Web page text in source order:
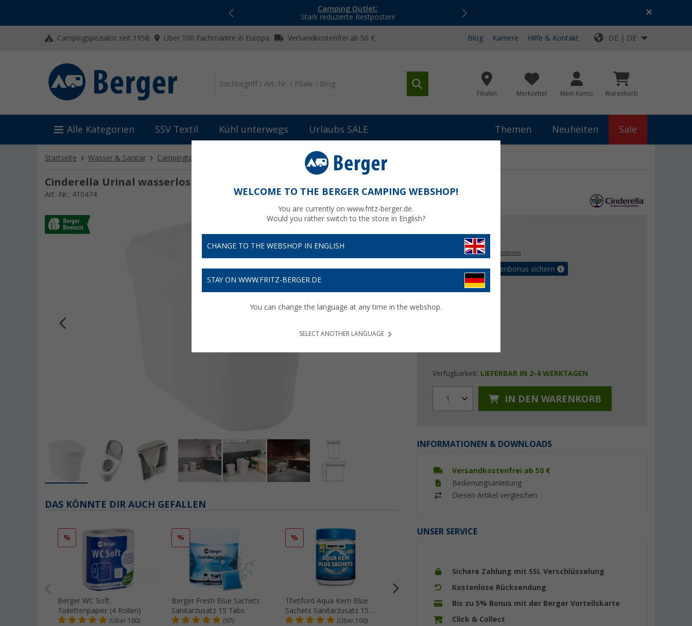
Camping Outlet:
Stark reduzierte Restposten!
Top-Deals für dein Abenteuer!
Campingspezialist seit 1958 Über 100 Fachmärkte in Europa Versandkostenfrei ab 50 € Blog Karriere Hilfe & Kontakt DE | DE
Filialen Merkzettel Mein Konto Warenkorb
Alle Kategorien SSV Textil Kühl unterwegs Urlaubs SALE Themen Neuheiten Sale
Startseite Wasser & Sanitär Campingtoiletten Cinderella Urinal wasserlos
Cinderella Urinal wasserlos
Art.-Nr.: 410474
588,- €
Preise inkl. MwSt.,versandkostenfrei
17,64€ Vorteilskartenbonus sichern
Verfügbarkeit: LIEFERBAR IN 2-4 WERKTAGEN
1 IN DEN WARENKORB
INFORMATIONEN & DOWNLOADS
Versandkostenfrei ab 50 €
Bedienungsanleitung
Diesen Artikel vergleichen
UNSER SERVICE
Sichere Zahlung mit SSL Verschlüsselung
Kostenlose Rücksendung
Bis zu 5% Bonus mit der Berger Vorteilskarte
Click & Collect
DAS KÖNNTE DIR AUCH GEFALLEN
%
Berger WC Soft
Toilettenpapier (4 Rollen)
(Über 100)
%
Berger Fresh Blue Sachets
Sanitärzusatz 15 Tabs
(97)
%
Thetford Aqua Kem Blue
Sachets Sanitärzusatz 15
Tabs
(Über 100)
Thetford Aqua Kem Blue
(Über 100)
Berger Fresh Blue
WELCOME TO THE BERGER CAMPING WEBSHOP!
You are currently on www.fritz-berger.de.
Would you rather switch to the store in English?
CHANGE TO THE WEBSHOP IN ENGLISH
STAY ON WWW.FRITZ-BERGER.DE
You can change the language at any time in the webshop.
SELECT ANOTHER LANGUAGE